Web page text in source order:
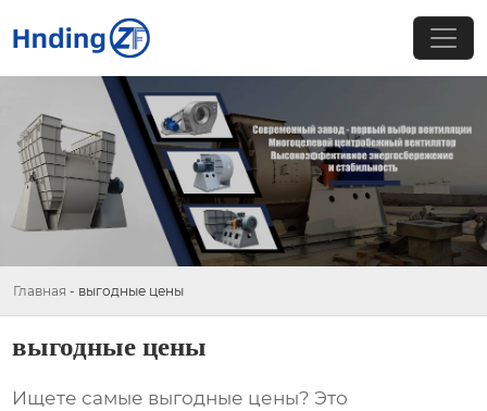
Главная - выгодные цены
выгодные цены
Ищете самые выгодные цены? Это